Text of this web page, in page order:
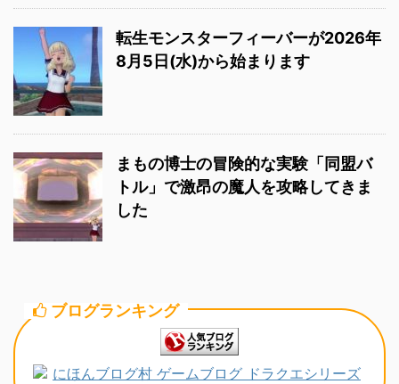
転生モンスターフィーバーが2026年
8月5日(水)から始まります
まもの博士の冒険的な実験「同盟バ
トル」で激昂の魔人を攻略してきま
した
ブログランキング